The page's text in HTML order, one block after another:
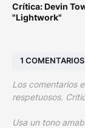
Crítica: Devin
"Lightwork"
1 COMENTARIOS
Los comentarios
respetuosos.
Usa un tono